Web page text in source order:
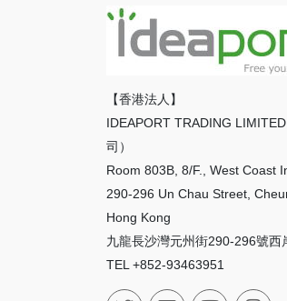
【香港法人】
IDEAPORT TRADING
司）
Room 803B, 8/F., West Coast
290-296 Un Chau Street,
Hong Kong
九龍長沙灣元州街290-296號西
TEL +852-93463951